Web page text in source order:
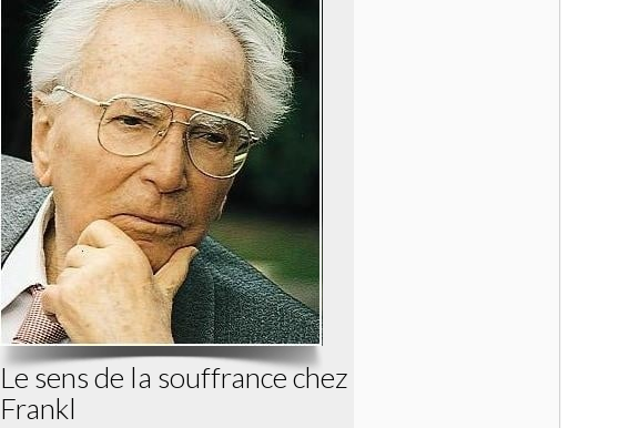
Le sens de la souffrance chez
Frankl